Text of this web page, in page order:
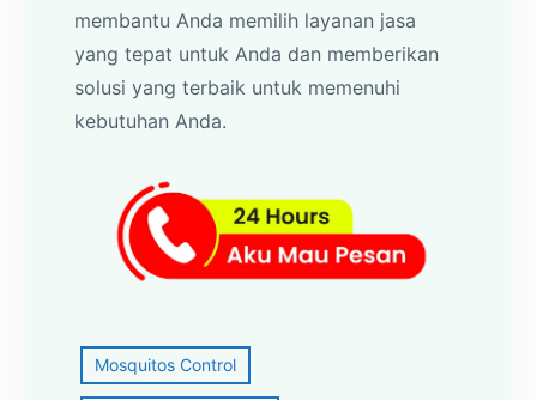
membantu Anda memilih layanan jasa
yang tepat untuk Anda dan memberikan
solusi yang terbaik untuk memenuhi
kebutuhan Anda.
Mosquitos Control